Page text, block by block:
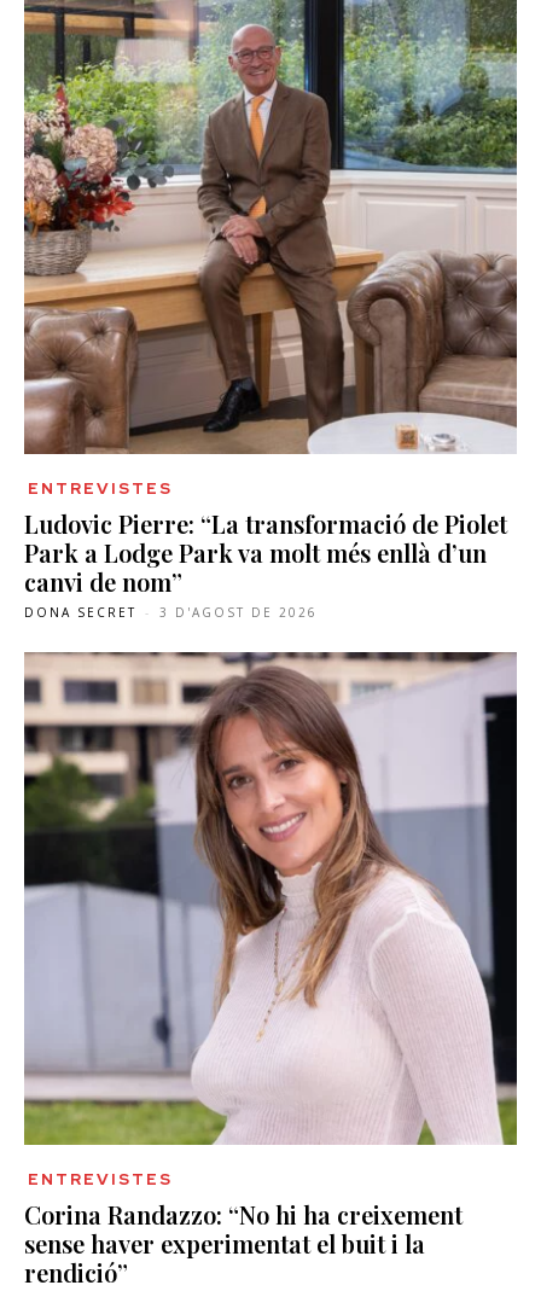
ENTREVISTES
Ludovic Pierre: “La transformació de Piolet
Park a Lodge Park va molt més enllà d’un
canvi de nom”
DONA SECRET - 3 D'AGOST DE 2026
ENTREVISTES
Corina Randazzo: “No hi ha creixement
sense haver experimentat el buit i la
rendició”